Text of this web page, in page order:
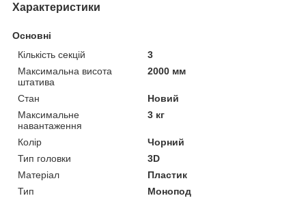
Характеристики
Основні
Кількість секцій
3
Максимальна висота
штатива
2000 мм
Стан
Новий
Максимальне
навантаження
3 кг
Колір
Чорний
Тип головки
3D
Матеріал
Пластик
Тип
Монопод